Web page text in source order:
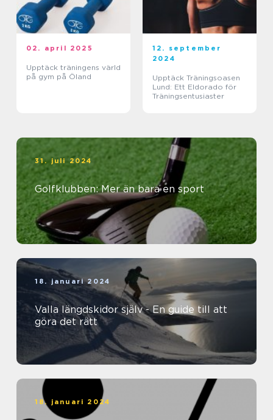
02. april 2025
Upptäck träningens värld
på gym på Öland
12. september
2024
Upptäck Träningsoasen
Lund: Ett Eldorado för
Träningsentusiaster
31. juli 2024
Golfklubben: Mer än bara en sport
18. januari 2024
Valla längdskidor själv - En guide till att
göra det rätt
18. januari 2024